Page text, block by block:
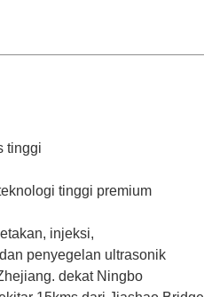
tinggi
tinggi premium
injeksi,
penyegelan ultrasonik
dekat Ningbo